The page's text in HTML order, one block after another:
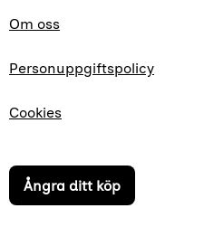
Om oss
Personuppgiftspolicy
Cookies
Ångra ditt köp